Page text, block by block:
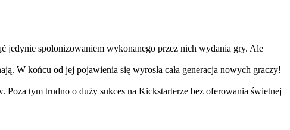
jedynie spolonizowaniem wykonanego przez nich wydania gry. Ale
W końcu od jej pojawienia się wyrosła cała generacja nowych graczy!
tym trudno o duży sukces na Kickstarterze bez oferowania świetnej